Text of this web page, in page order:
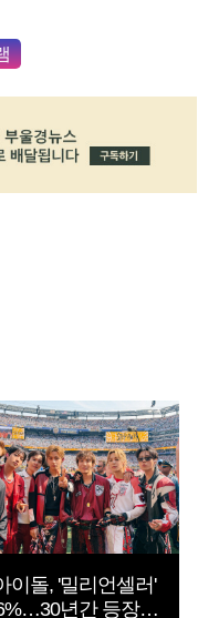
이돌, '밀리언셀러'
년간 등장